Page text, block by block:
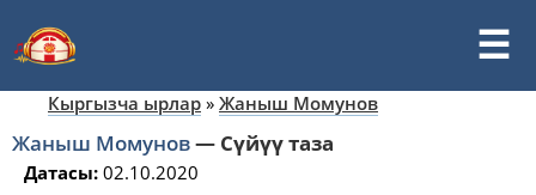
Кыргызча ырлар » Жаныш Момунов
Жаныш Момунов— Сүйүү таза
Датасы: 02.10.2020